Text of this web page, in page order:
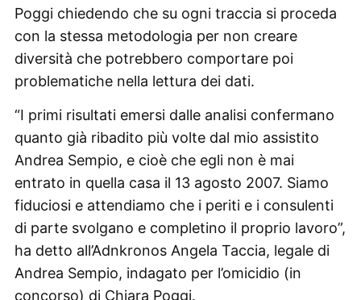
Poggi chiedendo che su ogni traccia si proceda
con la stessa metodologia per non creare
diversità che potrebbero comportare poi
problematiche nella lettura dei dati.
“I primi risultati emersi dalle analisi confermano
quanto già ribadito più volte dal mio assistito
Andrea Sempio, e cioè che egli non è mai
entrato in quella casa il 13 agosto 2007. Siamo
fiduciosi e attendiamo che i periti e i consulenti
di parte svolgano e completino il proprio lavoro”,
ha detto all’Adnkronos Angela Taccia, legale di
Andrea Sempio, indagato per l’omicidio (in
concorso) di Chiara Poggi.